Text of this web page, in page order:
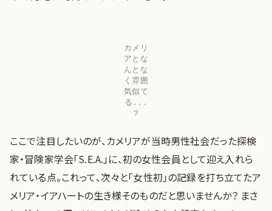
カメリ
アとな
んとな
く雰囲
気似て
る...
?
ここで注目したいのが、カメリアが当時男性社会だった探検
家・冒険家学会「S.E.A.」に、初の女性会員として迎え入れら
れている点。これって、次々と「女性初」の記録を打ち立てたア
メリア・イアハートの生き様そのものだと思いませんか？ まさ